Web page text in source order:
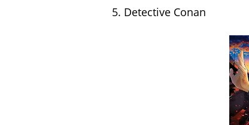
5. Detective Conan